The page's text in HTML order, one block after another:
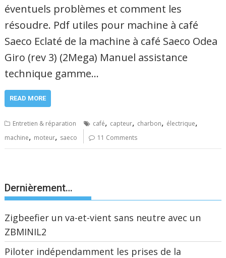
éventuels problèmes et comment les
résoudre. Pdf utiles pour machine à café
Saeco Eclaté de la machine à café Saeco Odea
Giro (rev 3) (2Mega) Manuel assistance
technique gamme…
READ MORE
Entretien & réparation café, capteur, charbon, électrique,
machine, moteur, saeco 11 Comments
Dernièrement…
Zigbeefier un va-et-vient sans neutre avec un
ZBMINIL2
Piloter indépendamment les prises de la